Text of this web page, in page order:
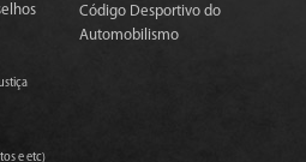
e etc)
Código Desportivo do
Automobilismo